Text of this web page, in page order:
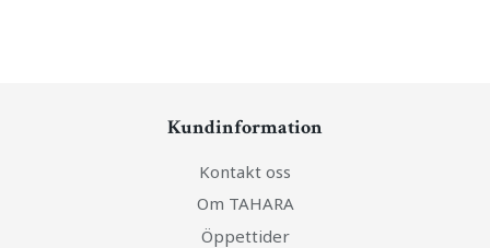
Kundinformation
Kontakt oss
Om TAHARA
Öppettider